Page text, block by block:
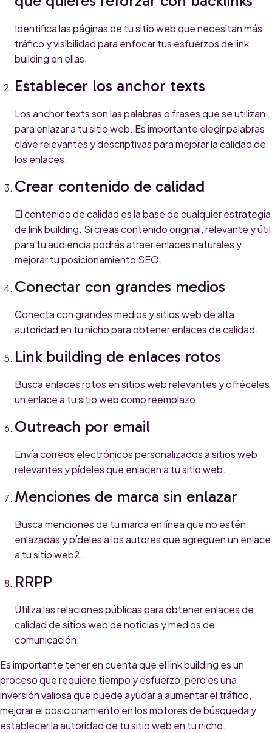
Identifica las páginas de tu sitio web que necesitan más
tráfico y visibilidad para enfocar tus esfuerzos de link
building en ellas.
Establecer los anchor texts
Los anchor texts son las palabras o frases que se utilizan
para enlazar a tu sitio web. Es importante elegir palabras
clave relevantes y descriptivas para mejorar la calidad de
los enlaces.
Crear contenido de calidad
El contenido de calidad es la base de cualquier estrategia
de link building. Si creas contenido original, relevante y útil
para tu audiencia podrás atraer enlaces naturales y
mejorar tu posicionamiento SEO.
Conectar con grandes medios
Conecta con grandes medios y sitios web de alta
autoridad en tu nicho para obtener enlaces de calidad.
Link building de enlaces rotos
Busca enlaces rotos en sitios web relevantes y ofréceles
un enlace a tu sitio web como reemplazo.
Outreach por email
Envía correos electrónicos personalizados a sitios web
relevantes y pídeles que enlacen a tu sitio web.
Menciones de marca sin enlazar
Busca menciones de tu marca en línea que no estén
enlazadas y pídeles a los autores que agreguen un enlace
a tu sitio web2.
RRPP
Utiliza las relaciones públicas para obtener enlaces de
calidad de sitios web de noticias y medios de
comunicación.
Es importante tener en cuenta que el link building es un
proceso que requiere tiempo y esfuerzo, pero es una
inversión valiosa que puede ayudar a aumentar el tráfico,
mejorar el posicionamiento en los motores de búsqueda y
establecer la autoridad de tu sitio web en tu nicho.